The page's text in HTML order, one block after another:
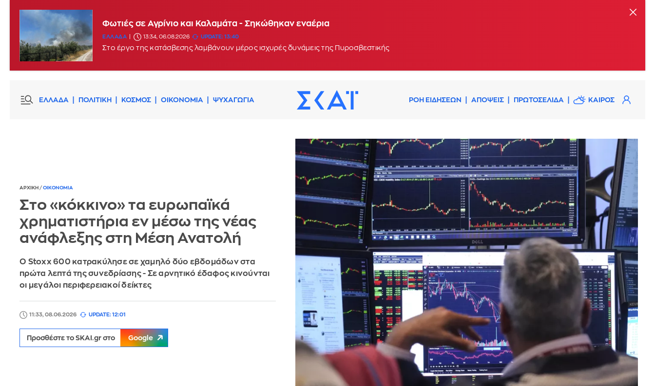
Φωτιές σε Αγρίνιο και Καλαμάτα - Σηκώθηκαν εναέρια
ΕΛΛΑΔΑ 13:34, 06.08.2026 UPDATE: 13:40
Στο έργο της κατάσβεσης λαμβάνουν μέρος ισχυρές δυνάμεις της Πυροσβεστικής
ΕΛΛΑΔΑ ΠΟΛΙΤΙΚΗ ΚΟΣΜΟΣ ΟΙΚΟΝΟΜΙΑ ΨΥΧΑΓΩΓΙΑ ΡΟΗ ΕΙΔΗΣΕΩΝ ΑΠΟΨΕΙΣ ΠΡΩΤΟΣΕΛΙΔΑ ΚΑΙΡΟΣ
ΑΡΧΙΚΗ / ΟΙΚΟΝΟΜΙΑ
Στο «κόκκινο» τα ευρωπαϊκά
χρηματιστήρια εν μέσω της νέας
ανάφλεξης στη Μέση Ανατολή
Ο Stoxx 600 κατρακύλησε σε χαμηλό δύο εβδομάδων στα
πρώτα λεπτά της συνεδρίασης - Σε αρνητικό έδαφος κινούνται
οι μεγάλοι περιφερειακοί δείκτες
11:33, 08.06.2026 UPDATE: 12:01
Προσθέστε το SKAI.gr στο Google